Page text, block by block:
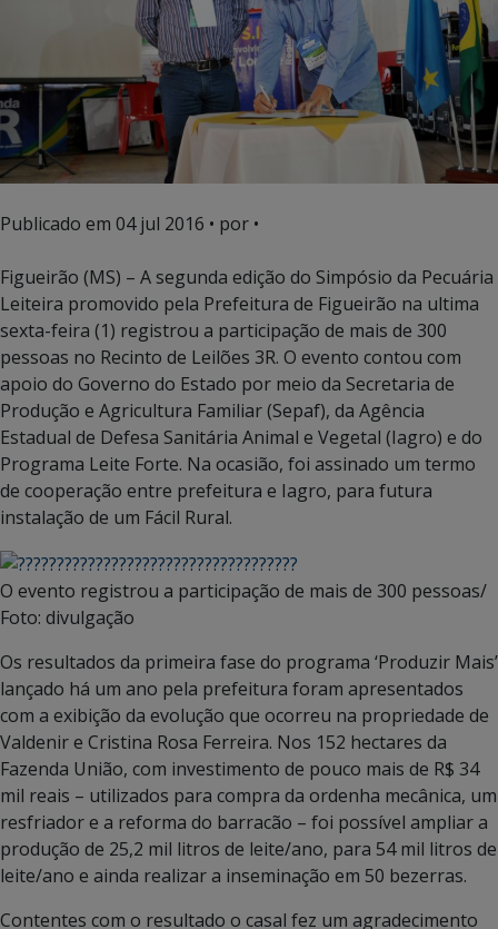
Publicado em 04 jul 2016 • por •
Figueirão (MS) – A segunda edição do Simpósio da Pecuária
Leiteira promovido pela Prefeitura de Figueirão na ultima
sexta-feira (1) registrou a participação de mais de 300
pessoas no Recinto de Leilões 3R. O evento contou com
apoio do Governo do Estado por meio da Secretaria de
Produção e Agricultura Familiar (Sepaf), da Agência
Estadual de Defesa Sanitária Animal e Vegetal (Iagro) e do
Programa Leite Forte. Na ocasião, foi assinado um termo
de cooperação entre prefeitura e Iagro, para futura
instalação de um Fácil Rural.
O evento registrou a participação de mais de 300 pessoas/
Foto: divulgação
Os resultados da primeira fase do programa ‘Produzir Mais’
lançado há um ano pela prefeitura foram apresentados
com a exibição da evolução que ocorreu na propriedade de
Valdenir e Cristina Rosa Ferreira. Nos 152 hectares da
Fazenda União, com investimento de pouco mais de R$ 34
mil reais – utilizados para compra da ordenha mecânica, um
resfriador e a reforma do barracão – foi possível ampliar a
produção de 25,2 mil litros de leite/ano, para 54 mil litros de
leite/ano e ainda realizar a inseminação em 50 bezerras.
Contentes com o resultado o casal fez um agradecimento